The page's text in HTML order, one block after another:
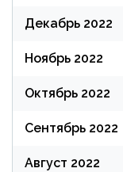
Декабрь 2022
Ноябрь 2022
Октябрь 2022
Сентябрь 2022
Август 2022